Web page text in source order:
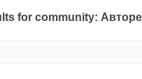
for community: